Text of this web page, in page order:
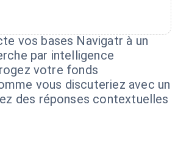
vos bases Navigatr à un
par intelligence
votre fonds
vous discuteriez avec un
des réponses contextuelles